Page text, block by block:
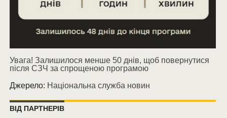
Увага! Залишилося менше 50 днів, щоб повернутися
після СЗЧ за спрощеною програмою
Джерело: Національна служба новин
ВІД ПАРТНЕРІВ